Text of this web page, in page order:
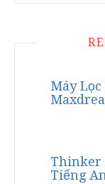
Máy
Thinker
Tiếng